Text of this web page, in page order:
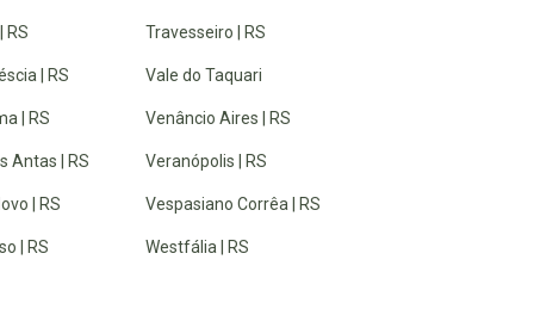
RS
| RS
| RS
Antas | RS
| RS
| RS
Travesseiro | RS
Vale do Taquari
Venâncio Aires | RS
Veranópolis | RS
Vespasiano Corrêa | RS
Westfália | RS